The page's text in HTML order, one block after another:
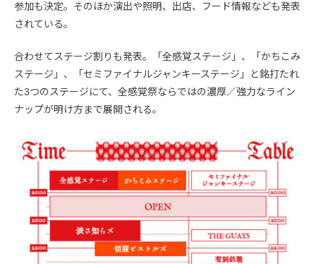
参加も決定。そのほか演出や照明、出店、フード情報なども発表
されている。
合わせてステージ割りも発表。「全感覚ステージ」、「かちこみ
ステージ」、「セミファイナルジャンキーステージ」と銘打たれ
た3つのステージにて、全感覚祭ならではの濃厚／強力なライン
ナップが明け方まで展開される。